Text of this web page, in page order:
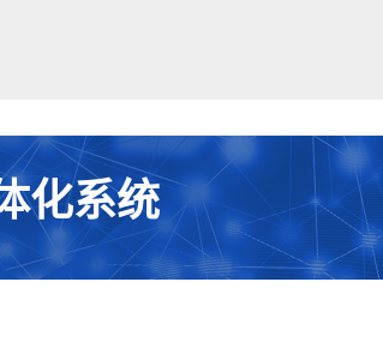
化系统